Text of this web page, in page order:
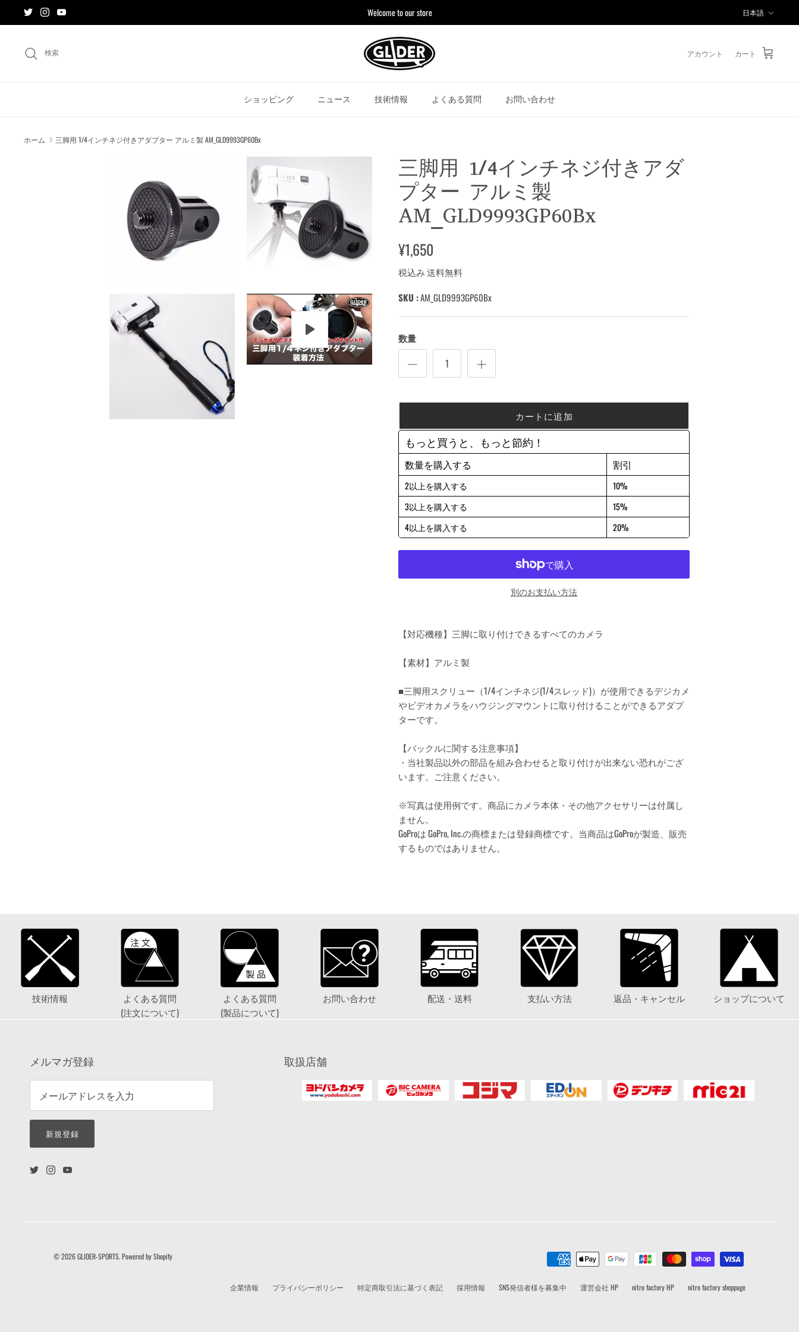
Welcome to our store
語
日本語
検索 アカウント カート
ショッピング ニュース 技術情報 よくある質問 お問い合わせ
ホーム 三脚用 1/4インチネジ付きアダプター アルミ製 AM_GLD9993GP60Bx
三脚用 1/4インチネジ付きアダ
プター アルミ製
AM_GLD9993GP60Bx
¥1,650
税込み 送料無料
SKU :AM_GLD9993GP60Bx
数量
カートに追加
もっと買うと、もっと節約！
数量を購入する 割引
2以上を購入する
10%
3以上を購入する
15%
4以上を購入する
20%
別のお支払い方法
【対応機種】三脚に取り付けできるすべてのカメラ
【素材】アルミ製
■三脚用スクリュー（1/4インチネジ(1/4スレッド)）が使用できるデジカメ
やビデオカメラをハウジングマウントに取り付けることができるアダプ
ターです。
【バックルに関する注意事項】
・当社製品以外の部品を組み合わせると取り付けが出来ない恐れがござ
います。ご注意ください。
※写真は使用例です。商品にカメラ本体・その他アクセサリーは付属し
ません。
GoProは GoPro, Inc.の商標または登録商標です。当商品はGoProが製造、販売
するものではありません。
技術情報
よくある質問
(注文について)
よくある質問
(製品について)
お問い合わせ 配送・送料 支払い方法 返品・キャンセル ショップについて
メルマガ登録
新規登録
取扱店舗
企業情報 プライバシーポリシー 特定商取引法に基づく表記 採用情報 SNS発信者様を募集中 運営会社 HP nitro factory HP nitro factory shoppage
© 2026GLIDER-SPORTS.Powered by Shopify